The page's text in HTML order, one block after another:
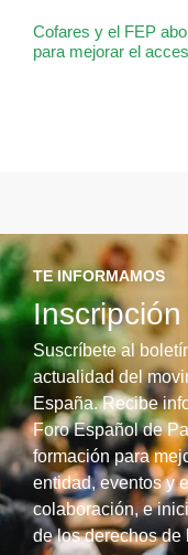
Cofares y el FEP
para mejorar el
TE INFORMAMOS
Suscríbete al
actualidad del
España. Recibe
Foro Español de
formación para
entidad, eventos y
colaboración, e
de los derechos